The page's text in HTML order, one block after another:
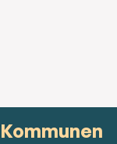
Kommunen